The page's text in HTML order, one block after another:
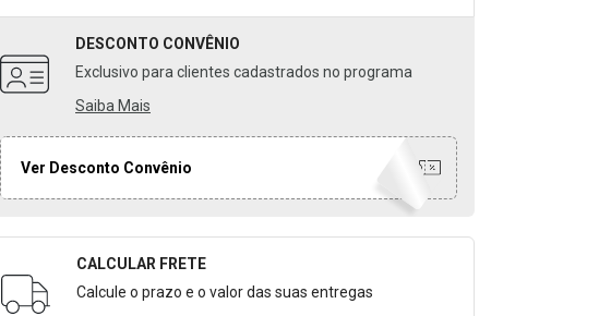
DESCONTO CONVÊNIO
Exclusivo para clientes cadastrados no programa
Saiba Mais
Ver Desconto Convênio
Formulário para Calcular o Frete
CALCULAR FRETE
Calcule o prazo e o valor das suas entregas